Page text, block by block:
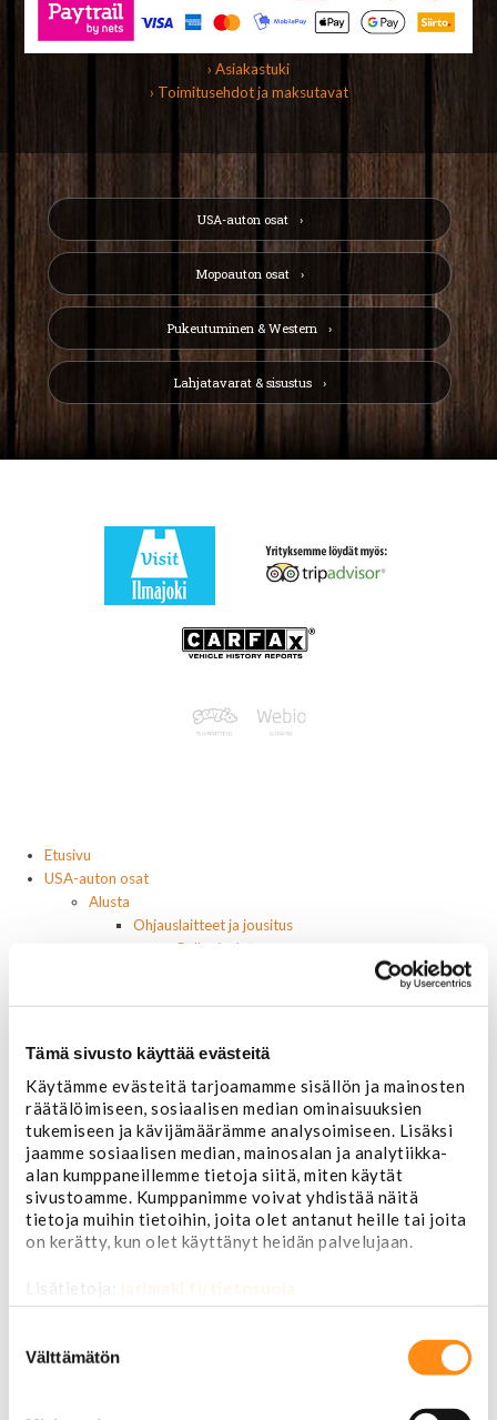
Tämä sivusto käyttää evästeitä
Käytämme evästeitä tarjoamamme sisällön ja mainosten
räätälöimiseen, sosiaalisen median ominaisuuksien
tukemiseen ja kävijämäärämme analysoimiseen. Lisäksi
jaamme sosiaalisen median, mainosalan ja analytiikka-
alan kumppaneillemme tietoja siitä, miten käytät
sivustoamme. Kumppanimme voivat yhdistää näitä
tietoja muihin tietoihin, joita olet antanut heille tai joita
on kerätty, kun olet käyttänyt heidän palvelujaan.
Lisätietoja: jarimaki.fi/tietosuoja
valinta
Välttämätön
› Asiakastuki
› Toimitusehdot ja maksutavat
USA-auton osat
Mopoauton osat
Pukeutuminen & Western
Lahjatavarat & sisustus
Etusivu
USA-auton osat
Alusta
Ohjauslaitteet ja jousitus
Pallonivelet
Iskunvaimentimet ja jouset
Ohjausvaihteet ja osat
Autonhoito
Vahat ja autonhoito
Työkalut ja tarvikkeet
Ruuvit ja mutterit
Huolto-osat ja tarvikkeet
Jarru-osat
Jarrupalat (eteen)